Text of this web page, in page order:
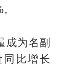
成为名副
比增长